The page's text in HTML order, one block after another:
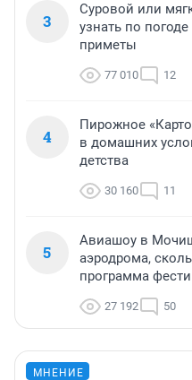
3
Суровой или
узнать по
приметы
77 010 12
4
Пирожное
в домашних
детства
30 160 11
5
Авиашоу в
аэродрома,
программа
27 192 50
МНЕНИЕ